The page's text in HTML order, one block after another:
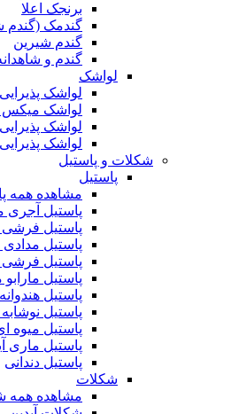
برنجک اعلا
گندمک (گندم
گندم شیرین
گندم و
لواشک
لواشک پذیرایی
لواشک
لواشک پذیرایی
لواشک
شکلات و پاستیل
پاستیل
مشاهده همه
پاستیل آجری
پاستیل فرشی
پاستیل مدادی
پاستیل فرشی
پاستیل
پاستیل
پاستیل
پاستیل میوه
پاستیل ماری
پاستیل دندانی
شکلات
مشاهده همه